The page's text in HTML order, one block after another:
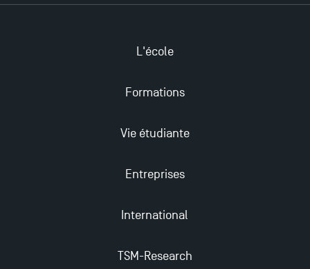
Trouvez votre Master pour l’année 2024-2025
Candidatez en Licence 2 et Licence 3 pour l’année
L'école
Formations
Vie étudiante
Entreprises
International
TSM-Research